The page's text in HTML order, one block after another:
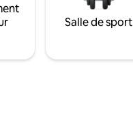
Salle de sport